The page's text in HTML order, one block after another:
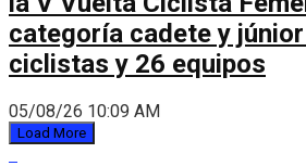
categoría cadete y
ciclistas y 26 equipos
05/08/26 10:09 AM
Load More